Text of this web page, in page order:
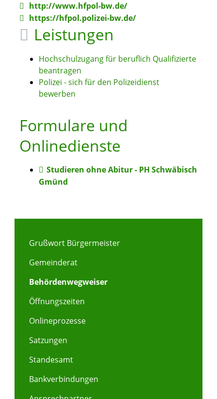
http://www.hfpol-bw.de/
https://hfpol.polizei-bw.de/
Leistungen
Hochschulzugang für beruflich Qualifizierte
beantragen
Polizei - sich für den Polizeidienst
bewerben
Formulare und
Onlinedienste
Studieren ohne Abitur - PH Schwäbisch
Gmünd
Grußwort Bürgermeister
Gemeinderat
Behördenwegweiser
Öffnungszeiten
Onlineprozesse
Satzungen
Standesamt
Bankverbindungen